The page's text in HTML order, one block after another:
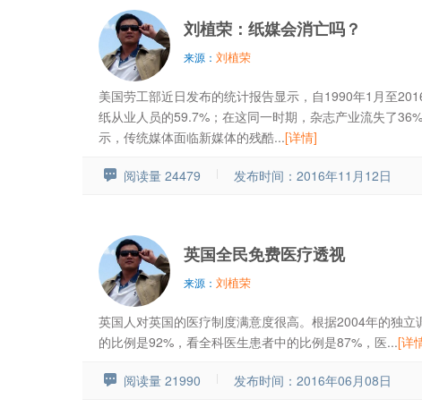
刘植荣：纸媒会消亡吗？
来源： 刘植荣
美国劳工部近日发布的统计报告显示，自1990年1月至
纸从业人员的59.7%；在这同一时期，杂志产业流失了
示，传统媒体面临新媒体的残酷...[详情]
阅读量 24479 发布时间：2016年11月12日
英国全民免费医疗透视
来源： 刘植荣
英国人对英国的医疗制度满意度很高。根据2004年的独
的比例是92%，看全科医生患者中的比例是87%，医...[详
阅读量 21990 发布时间：2016年06月08日